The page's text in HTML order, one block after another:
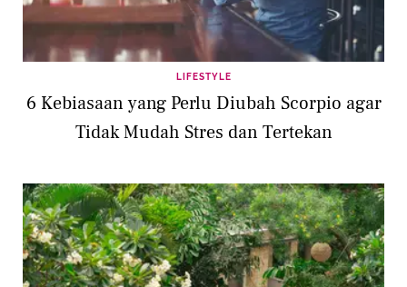
LIFESTYLE
6 Kebiasaan yang Perlu Diubah Scorpio agar
Tidak Mudah Stres dan Tertekan